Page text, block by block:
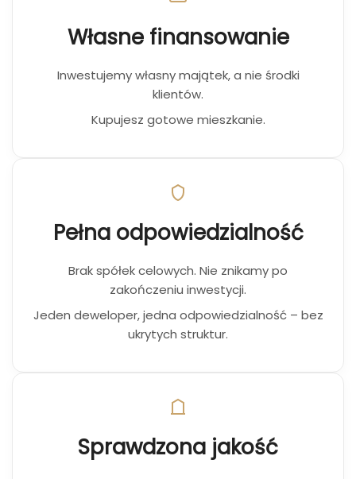
Własne finansowanie
Inwestujemy własny majątek, a nie środki
klientów.
Kupujesz gotowe mieszkanie.
Pełna odpowiedzialność
Brak spółek celowych. Nie znikamy po
zakończeniu inwestycji.
Jeden deweloper, jedna odpowiedzialność – bez
ukrytych struktur.
Sprawdzona jakość